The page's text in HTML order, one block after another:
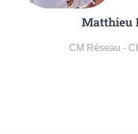
Matthieu
CM Réseau -